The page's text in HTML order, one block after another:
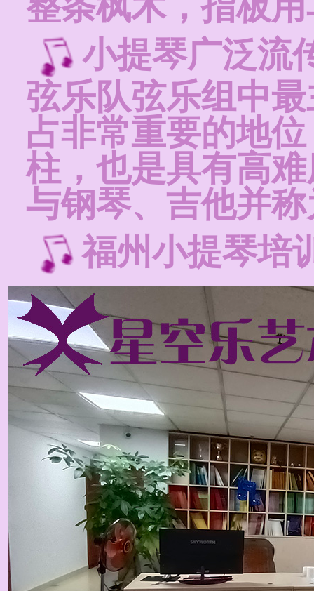
小提琴广泛流
弦乐队弦乐组中
占非常重要的地
柱，也是具有高
与钢琴、吉他并
福州小提琴培